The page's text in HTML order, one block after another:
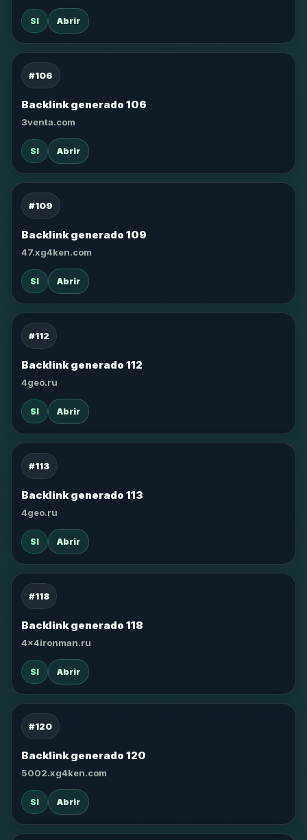
SI Abrir
#106
Backlink generado 106
3venta.com
SI Abrir
#109
Backlink generado 109
47.xg4ken.com
SI Abrir
#112
Backlink generado 112
4geo.ru
SI Abrir
#113
Backlink generado 113
4geo.ru
SI Abrir
#118
Backlink generado 118
4x4ironman.ru
SI Abrir
#120
Backlink generado 120
5002.xg4ken.com
SI Abrir